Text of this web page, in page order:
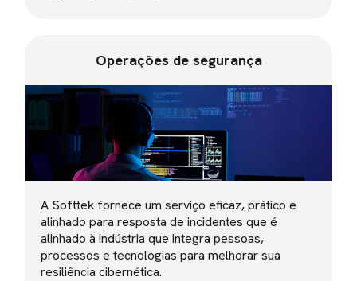
Operações de segurança
A Softtek fornece um serviço eficaz, prático e
alinhado para resposta de incidentes que é
alinhado à indústria que integra pessoas,
processos e tecnologias para melhorar sua
resiliência cibernética.